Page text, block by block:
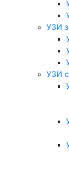
УЗИ
УЗИ